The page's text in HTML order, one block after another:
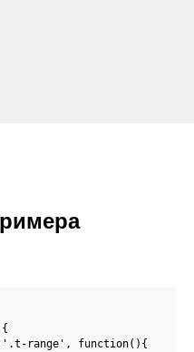
range', function(){